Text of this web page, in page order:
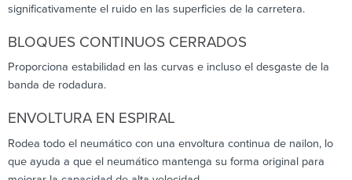
significativamente el ruido en las superficies de la carretera.
BLOQUES CONTINUOS CERRADOS
Proporciona estabilidad en las curvas e incluso el desgaste de la
banda de rodadura.
ENVOLTURA EN ESPIRAL
Rodea todo el neumático con una envoltura continua de nailon, lo
que ayuda a que el neumático mantenga su forma original para